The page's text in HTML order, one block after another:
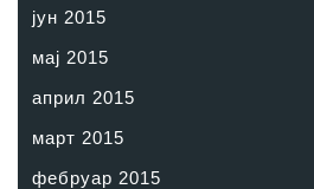
јун 2015
мај 2015
април 2015
март 2015
фебруар 2015